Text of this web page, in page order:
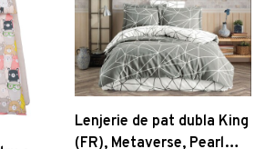
Lenjerie de pat dubla King
(FR), Metaverse, Pearl